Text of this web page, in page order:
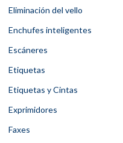
Eliminación del vello
Enchufes inteligentes
Escáneres
Etiquetas
Etiquetas y Cintas
Exprimidores
Faxes